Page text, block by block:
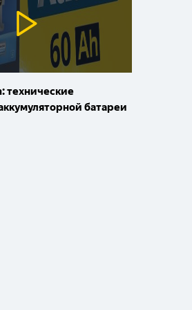
технические
батареи